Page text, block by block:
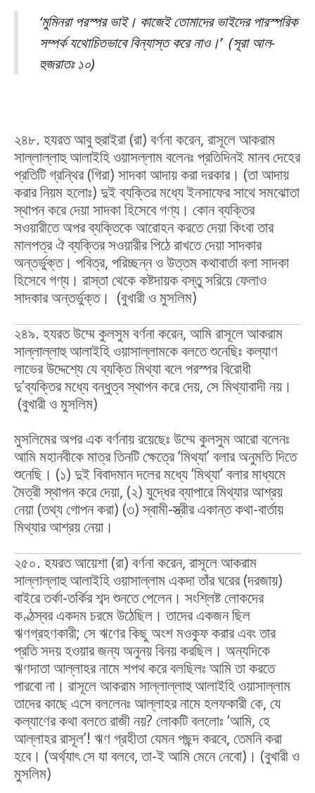
‘মুমিনরা পরস্পর ভাই। কাজেই তোমাদের ভাইদের পারস্পরিক
সম্পর্ক যথোচিতভাবে বিন্যাস্ত করে নাও।’ (সূরা আল-
হুজরাতঃ ১০)
২৪৮. হযরত আবু হুরাইরা (রা) বর্ণনা করেন, রাসূলে আকরাম
সাল্লাল্লাহু আলাইহি ওয়াসল্লাম বলেনঃ প্রতিদিনই মানব দেহের
প্রতিটি গ্রন্থির (গিরা) সাদকা আদায় করা দরকার। (তা আদায়
করার নিয়ম হলোঃ) দুই ব্যক্তির মধ্যে ইনসাফের সাথে সমঝোতা
স্থাপন করে দেয়া সাদকা হিসেবে গণ্য। কোন ব্যক্তির
সওয়ারীতে অপর ব্যক্তিকে আরোহন করতে দেয়া কিংবা তার
মালপত্র ঐ ব্যক্তির সওয়ারীর পিঠে রাখতে দেয়া সাদকার
অন্তর্ভুক্ত। পবিত্র, পরিচ্ছন্ন ও উত্তম কথাবার্তা বলা সাদকা
হিসেবে গণ্য। রাস্তা থেকে কষ্টদায়ক বস্তু সরিয়ে ফেলাও
সাদকার অন্তর্ভুক্ত। (বুখারী ও মুসলিম)
২৪৯. হযরত উম্মে কুলসুম বর্ণনা করেন, আমি রাসূলে আকরাম
সাল্লাল্লাহু আলাইহি ওয়াসাল্লামকে বলতে শুনেছিঃ কল্যাণ
লাভের উদ্দেশ্যে যে ব্যক্তি মিথ্যা বলে পরস্পর বিরোধী
দু’ব্যক্তির মধ্যে বন্ধুত্ব স্থাপন করে দেয়, সে মিথ্যাবাদী নয়।
(বুখারী ও মুসলিম)
মুসলিমের অপর এক বর্ণনায় রয়েছেঃ উম্মে কুলসুম আরো বলেনঃ
আমি মহানবীকে মাত্র তিনটি ক্ষেত্রে ‘মিথ্যা’ বলার অনুমতি দিতে
শুনেছি। (১) দুই বিবাদমান দলের মধ্যে ‘মিথ্যা’ বলার মাধ্যমে
মৈত্রী স্থাপন করে দেয়া, (২) যুদ্ধের ব্যাপারে মিথ্যার আশ্রয়
নেয়া (তথ্য গোপন করা) (৩) স্বামী-স্ত্রীর একান্ত কথা-বার্তায়
মিথ্যার আশ্রয় নেয়া।
২৫০. হযরত আয়েশা (রা) বর্ণনা করেন, রাসূলে আকরাম
সাল্লাল্লাহু আলাইহি ওয়াসাল্লাম একদা তাঁর ঘরের (দরজায়)
বাইরে তর্কা-তর্কির শব্দ শুনতে পেলেন। সংশ্লিষ্ট লোকদের
কণ্ঠস্বর একদম চরমে উঠেছিল। তাদের একজন ছিল
ঋণগ্রহণকারী; সে ঋণের কিছু অংশ মওকুফ করার এবং তার
প্রতি সদয় হওয়ার জন্য অনুনয় বিনয় করছিল। অন্যদিকে
ঋণদাতা আল্লাহর নামে শপথ করে বলছিলঃ আমি তা করতে
পারবো না। রাসূলে আকরাম সাল্লাল্লাহু আলাইহি ওয়াসাল্লাম
তাদের কাছে এসে বললেনঃ আল্লাহর নামে হলফকারী কে, যে
কল্যাণের কথা বলতে রাজী নয়? লোকটি বললোঃ ‘আমি, হে
আল্লাহর রাসূল’! ঋণ গ্রহীতা যেমন পছন্দ করবে, তেমনি করা
হবে। (অর্থ্যাৎ সে যা বলবে, তা-ই আমি মেনে নেবো)। (বুখারী ও
মুসলিম)